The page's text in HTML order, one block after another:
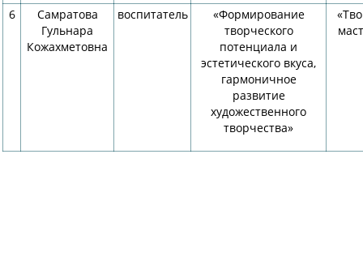
6
Самратова
Гульнара
Кожахметовна
воспитатель
«Формирование
творческого
потенциала и
эстетического вкуса,
гармоничное
развитие
художественного
творчества»